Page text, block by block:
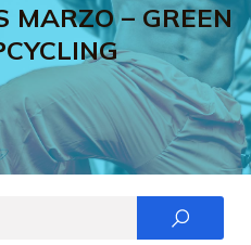
MARZO – GREEN